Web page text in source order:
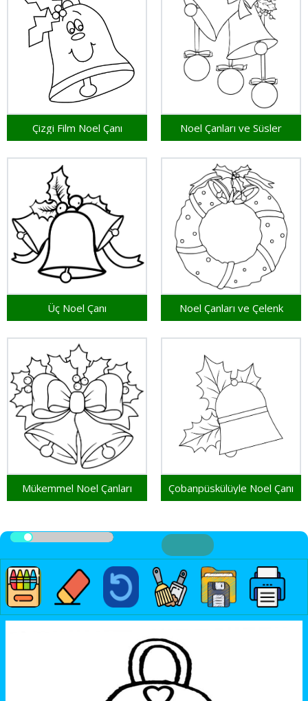
Çizgi Film Noel Çanı Noel Çanları ve Süsler
Üç Noel Çanı Noel Çanları ve Çelenk
Mükemmel Noel Çanları Çobanpüskülüyle Noel Çanı